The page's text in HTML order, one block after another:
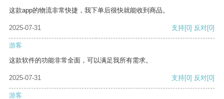
这款app的物流非常快捷，我下单后很快就能收到商品。
2025-07-31 支持[0] 反对[0]
游客
这款软件的功能非常全面，可以满足我所有需求。
2025-07-31 支持[0] 反对[0]
游客